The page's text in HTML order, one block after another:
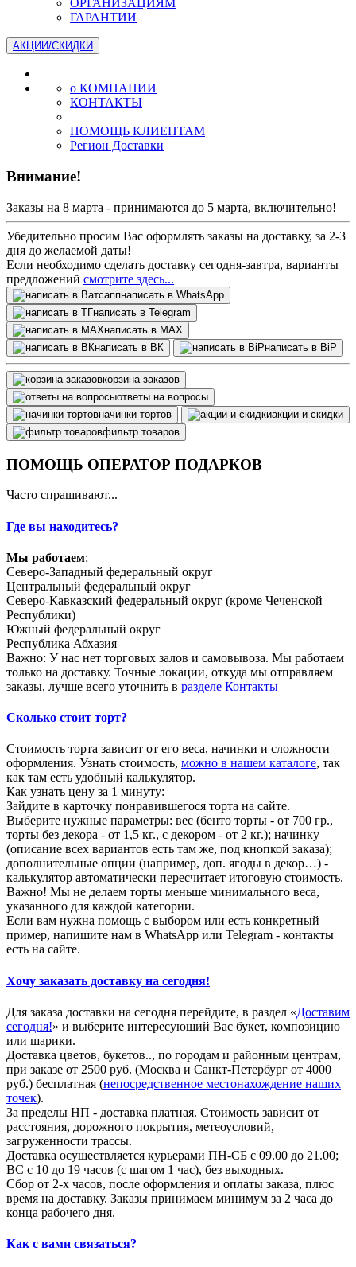
ОРГАНИЗАЦИЯМ
ГАРАНТИИ
АКЦИИ/СКИДКИ
о КОМПАНИИ
КОНТАКТЫ
ПОМОЩЬ КЛИЕНТАМ
Регион Доставки
Внимание!
Заказы на 8 марта - принимаются до 5 марта, включительно!
Убедительно просим Вас оформлять заказы на доставку, за 2-3
дня до желаемой даты!
Если необходимо сделать доставку сегодня-завтра, варианты
предложений смотрите здесь...
написать в WhatsApp
написать в Telegram
написать в МАХ
написать в ВК
написать в BiP
корзина заказов
ответы на вопросы
начинки тортов
акции и скидки
фильтр товаров
ПОМОЩЬ ОПЕРАТОР ПОДАРКОВ
Часто спрашивают...
Где вы находитесь?
Мы работаем:
Северо-Западный федеральный округ
Центральный федеральный округ
Северо-Кавказский федеральный округ (кроме Чеченской
Республики)
Южный федеральный округ
Республика Абхазия
Важно: У нас нет торговых залов и самовывоза. Мы работаем
только на доставку. Точные локации, откуда мы отправляем
заказы, лучше всего уточнить в разделе Контакты
Сколько стоит торт?
Стоимость торта зависит от его веса, начинки и сложности
оформления. Узнать стоимость, можно в нашем каталоге, так
как там есть удобный калькулятор.
Как узнать цену за 1 минуту:
Зайдите в карточку понравившегося торта на сайте.
Выберите нужные параметры: вес (бенто торты - от 700 гр.,
торты без декора - от 1,5 кг., с декором - от 2 кг.); начинку
(описание всех вариантов есть там же, под кнопкой заказа);
дополнительные опции (например, доп. ягоды в декор…) -
калькулятор автоматически пересчитает итоговую стоимость.
Важно! Мы не делаем торты меньше минимального веса,
указанного для каждой категории.
Если вам нужна помощь с выбором или есть конкретный
пример, напишите нам в WhatsApp или Telegram - контакты
есть на сайте.
Хочу заказать доставку на сегодня!
Для заказа доставки на сегодня перейдите, в раздел «Доставим
сегодня!» и выберите интересующий Вас букет, композицию
или шарики.
Доставка цветов, букетов.., по городам и районным центрам,
при заказе от 2500 руб. (Москва и Санкт-Петербург от 4000
руб.) бесплатная (непосредственное местонахождение наших
точек).
За пределы НП - доставка платная. Стоимость зависит от
расстояния, дорожного покрытия, метеоусловий,
загруженности трассы.
Доставка осуществляется курьерами ПН-СБ с 09.00 до 21.00;
ВС с 10 до 19 часов (с шагом 1 час), без выходных.
Сбор от 2-х часов, после оформления и оплаты заказа, плюс
время на доставку. Заказы принимаем минимум за 2 часа до
конца рабочего дня.
Как с вами связаться?